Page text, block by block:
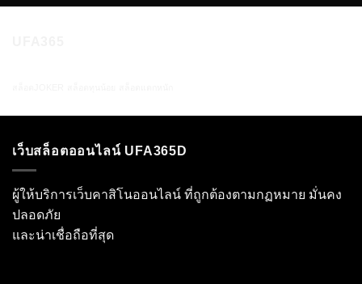
เว็บสล็อตออนไลน์ UFA365D
ผู้ให้บริการเว็บคาสิโนออนไลน์ ที่ถูกต้องตามกฏหมาย มั่นคง
ปลอดภัย
และน่าเชื่อถือที่สุด